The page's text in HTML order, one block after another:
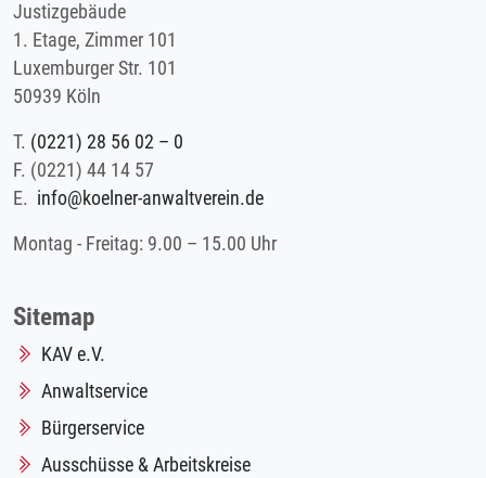
Justizgebäude
1. Etage, Zimmer 101
Luxemburger Str. 101
50939 Köln
T. (0221) 28 56 02 – 0
F. (0221) 44 14 57
E. info@koelner-anwaltverein.de
Montag - Freitag: 9.00 – 15.00 Uhr
Sitemap
KAV e.V.
Anwaltservice
Bürgerservice
Ausschüsse & Arbeitskreise